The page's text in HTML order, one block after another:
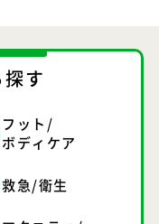
す
フット/
ボディケア
救急/衛生